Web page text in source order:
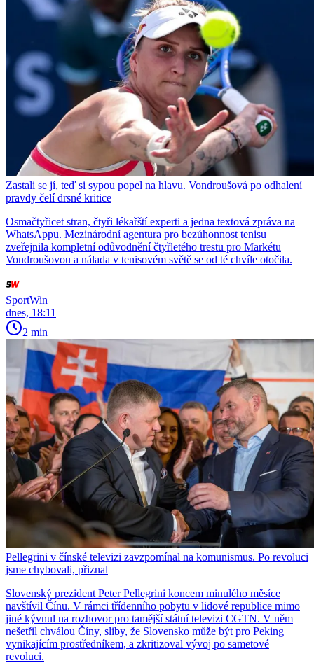
Zastali se jí, teď si sypou popel na hlavu. Vondroušová po odhalení
pravdy čelí drsné kritice
Osmačtyřicet stran, čtyři lékařští experti a jedna textová zpráva na
WhatsAppu. Mezinárodní agentura pro bezúhonnost tenisu
zveřejnila kompletní odůvodnění čtyřletého trestu pro Markétu
Vondroušovou a nálada v tenisovém světě se od té chvíle otočila.
SportWin
dnes, 18:11
2 min
Pellegrini v čínské televizi zavzpomínal na komunismus. Po revoluci
jsme chybovali, přiznal
Slovenský prezident Peter Pellegrini koncem minulého měsíce
navštívil Čínu. V rámci třídenního pobytu v lidové republice mimo
jiné kývnul na rozhovor pro tamější státní televizi CGTN. V něm
nešetřil chválou Číny, sliby, že Slovensko může být pro Peking
vynikajícím prostředníkem, a zkritizoval vývoj po sametové
revoluci.